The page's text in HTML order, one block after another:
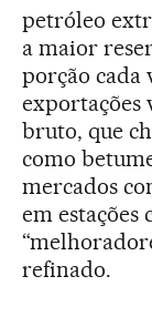
petróleo
a maior
porção cada
exportações
bruto, que
como
mercados
em estações
refinado.